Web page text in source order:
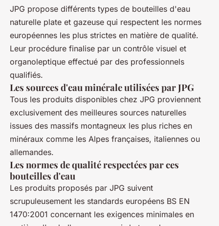
JPG propose différents types de bouteilles d'eau
naturelle plate et gazeuse qui respectent les normes
européennes les plus strictes en matière de qualité.
Leur procédure finalise par un contrôle visuel et
organoleptique effectué par des professionnels
qualifiés.
Les sources d'eau minérale utilisées par JPG
Tous les produits disponibles chez JPG proviennent
exclusivement des meilleures sources naturelles
issues des massifs montagneux les plus riches en
minéraux comme les Alpes françaises, italiennes ou
allemandes.
Les normes de qualité respectées par ces
bouteilles d'eau
Les produits proposés par JPG suivent
scrupuleusement les standards européens BS EN
1470:2001 concernant les exigences minimales en